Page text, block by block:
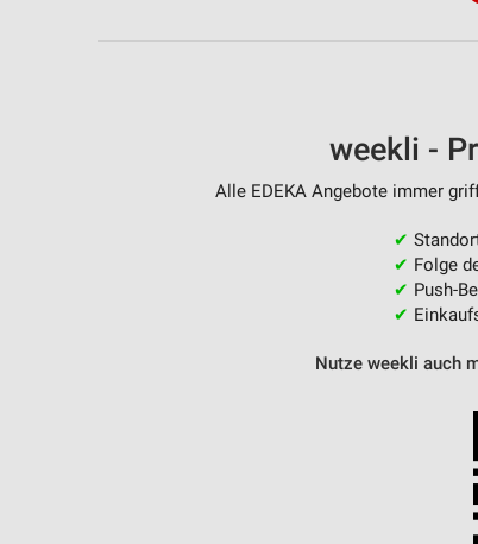
weekli -
Alle EDEKA Angebote immer
✔
✔ Folge
✔ Push-
✔
Nutze weekli auch
Analyse von Zielgruppen durch Statistiken oder
Entwicklung und Verbesserung der Angebote
Verwendung reduzierter Daten zur Auswahl von Inhalten
Geräte anhand von aktiv angeforderten Informationen